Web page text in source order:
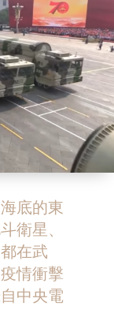
底的東
衛星、
在武
情衝擊
中央電